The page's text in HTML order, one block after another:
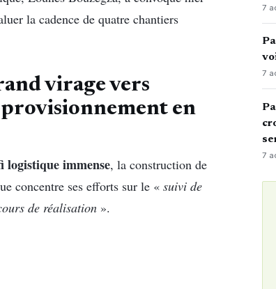
la cadence de quatre chantiers
virage vers
en
logistique immense, la construction de
concentre ses efforts sur le « suivi de
de réalisation ».
7
7
7